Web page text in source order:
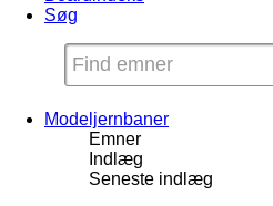
Søg
Modeljernbaner
Emner
Indlæg
Seneste indlæg